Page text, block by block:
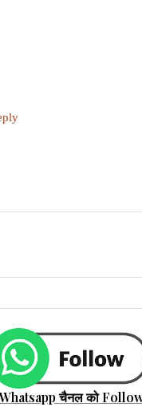
Whatsapp चैनल को